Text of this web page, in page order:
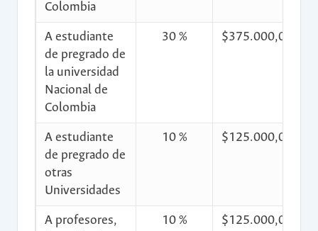
Colombia
A estudiante
de pregrado de
la universidad
Nacional de
Colombia
30 % $375.000,00
A estudiante
de pregrado de
otras
Universidades
10 % $125.000,00
A profesores,
10 % $125.000,00